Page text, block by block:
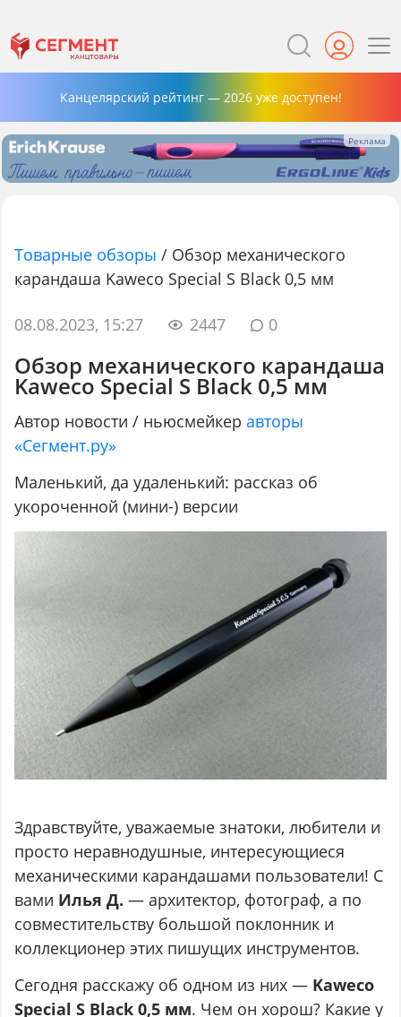
Канцелярский рейтинг — 2026 уже доступен!
Товарные обзоры / Обзор механического
карандаша Kaweco Special S Black 0,5 мм
08.08.2023, 15:27 2447 0
Обзор механического карандаша
Kaweco Special S Black 0,5 мм
Автор новости / ньюсмейкеравторы
«Сегмент.ру»
Маленький, да удаленький: рассказ об
укороченной (мини-) версии
Здравствуйте, уважаемые знатоки, любители и
просто неравнодушные, интересующиеся
механическими карандашами пользователи! С
вами Илья Д. — архитектор, фотограф, а по
совместительству большой поклонник и
коллекционер этих пишущих инструментов.
Сегодня расскажу об одном из них — Kaweco
Special S Black 0,5 мм. Чем он хорош? Какие у